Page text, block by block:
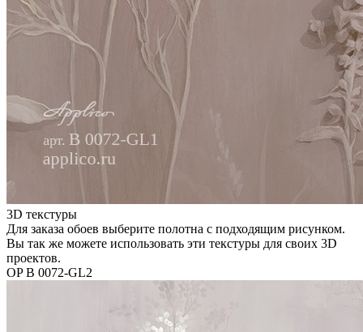
3D текстуры
Для заказа обоев выберите полотна с подходящим рисунком.
Вы так же можете использовать эти текстуры для своих 3D
проектов.
OP B 0072-GL2